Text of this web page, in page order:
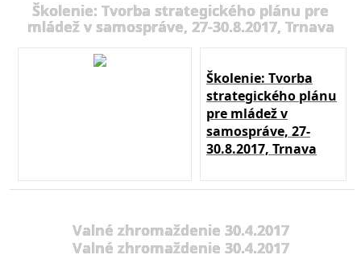
Školenie: Tvorba strategického plánu pre
mládež v samospráve, 27-30.8.2017, Trnava
Školenie: Tvorba
strategického plánu
pre mládež v
samospráve, 27-
30.8.2017, Trnava
Valné zhromaždenie 30.4.2017
Valné zhromaždenie 30.4.2017